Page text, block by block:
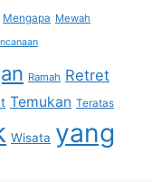
Mengapa Mewah
Ramah Retret
Temukan Teratas
Wisata yang